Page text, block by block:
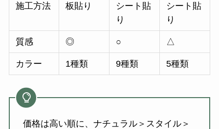
施工方法 板貼り
シート貼
り
シート貼
り
質感 ◎ ○ △
カラー 1種類 9種類 5種類
価格は高い順に、ナチュラル＞スタイル＞